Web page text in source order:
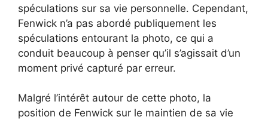
spéculations sur sa vie personnelle. Cependant,
Fenwick n’a pas abordé publiquement les
spéculations entourant la photo, ce qui a
conduit beaucoup à penser qu’il s’agissait d’un
moment privé capturé par erreur.
Malgré l’intérêt autour de cette photo, la
position de Fenwick sur le maintien de sa vie